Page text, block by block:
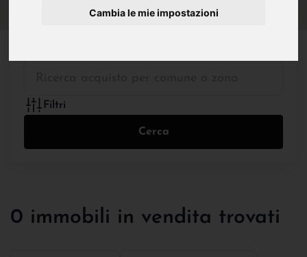
Cambia le mie impostazioni
Filtri
Cerca
0 immobili in vendita trovati